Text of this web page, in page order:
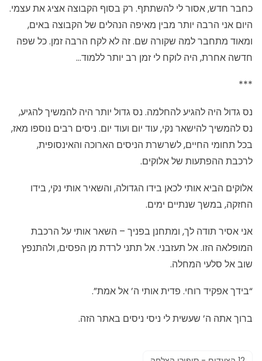
כחבר חדש, אסור לי להשתתף. רק בסוף הקבוצה אציג את עצמי.
היום אני הרבה יותר מבין מאיפה הנהלים של הקבוצה באים,
ומאוד מתחבר למה שקורה שם. זה לא לקח הרבה זמן. כל שפה
חדשה אחרת, היה לוקח לי זמן רב יותר ללמוד…
***
נס גדול היה להגיע להחלמה. נס גדול יותר היה להמשיך להגיע,
נס להמשיך להישאר נקי, עוד יום ועוד יום. ניסים רבים נוספו מאז,
בכל תחומי החיים, לשרשרת הניסים הארוכה והאינסופית,
לרכבת ההפתעות של אלוקים.
אלוקים הביא אותי לכאן בידו הגדולה, והשאיר אותי נקי, בידו
החזקה, במשך שנתיים ימים.
אני אסיר תודה לך, ומתחנן בפניך – השאר אותי על הרכבת
המופלאה הזו. אל תעזבני. אל תתני לרדת מן הפסים, ולהתנפץ
שוב אל סלעי המחלה.
“בידך אפקיד רוחי. פדית אותי ה’ אל אמת”.
ברוך אתה ה’ שעשית לי ניסי ניסים באתר הזה.